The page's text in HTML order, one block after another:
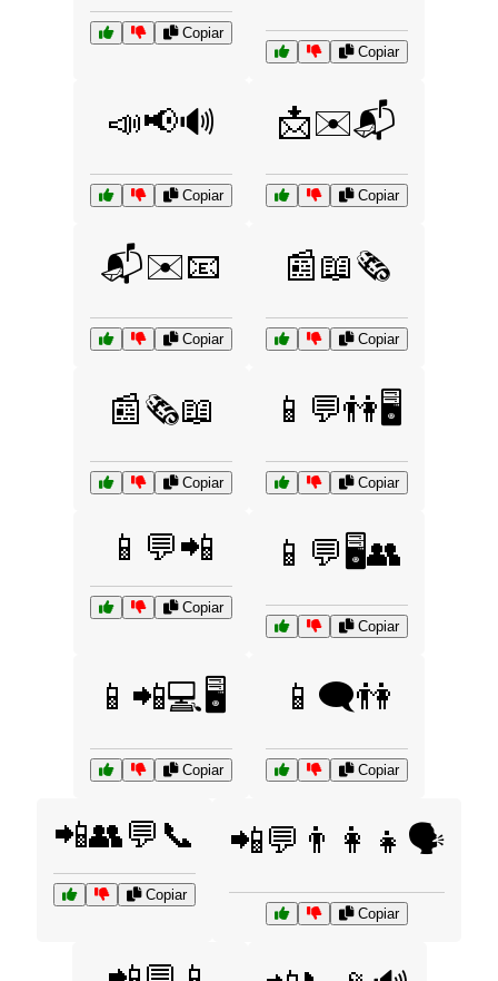
Copiar
Copiar
📣📢🔊
Copiar
📩✉️📬
Copiar
📬✉️📧
Copiar
📰📖🗞️
Copiar
📰🗞️📖
Copiar
📱💬👫🖥️
Copiar
📱💬📲
Copiar
📱💬🖥️👥
Copiar
📱📲💻🖥️
Copiar
📱🗨️👫
Copiar
📲👥💬📞
Copiar
📲💬👨‍👩‍👧🗣️
Copiar